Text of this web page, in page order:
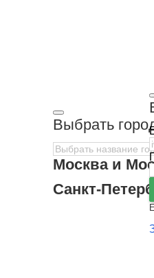
Выбрать
Москва и
Санкт-